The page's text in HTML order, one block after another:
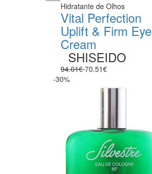
Hidratante de Olhos
Vital Perfection
Uplift & Firm Eye
Cream
SHISEIDO
94.01€70.51€
-30%